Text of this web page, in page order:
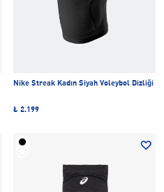
Nike Streak Kadın Siyah Voleybol Dizliği
₺ 2.199